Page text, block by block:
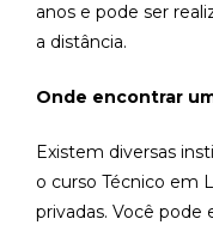
anos e pode ser
a distância.
Onde encontrar
Existem diversas
o curso Técnico em
privadas. Você